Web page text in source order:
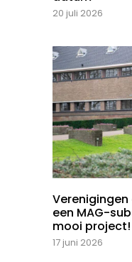
20 juli 2026
een MAG-
mooi project!
17 juni 2026